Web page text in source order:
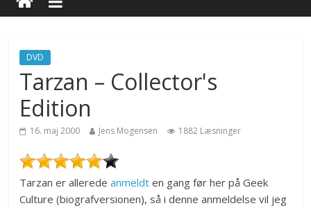
DVD
Tarzan – Collector's
Edition
16. maj 2000 Jens Mogensen 1882 Læsninger
Tarzan er alleredeanmeldt en gang før her på Geek
Culture (biografversionen), så i denne anmeldelse vil jeg